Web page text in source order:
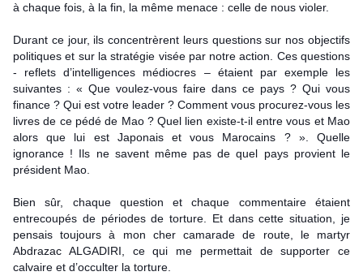
à chaque fois, à la fin, la même menace : celle de nous violer.
Durant ce jour, ils concentrèrent leurs questions sur nos objectifs
politiques et sur la stratégie visée par notre action. Ces questions
- reflets d’intelligences médiocres – étaient par exemple les
suivantes : « Que voulez-vous faire dans ce pays ? Qui vous
finance ? Qui est votre leader ? Comment vous procurez-vous les
livres de ce pédé de Mao ? Quel lien existe-t-il entre vous et Mao
alors que lui est Japonais et vous Marocains ? ». Quelle
ignorance ! Ils ne savent même pas de quel pays provient le
président Mao.
Bien sûr, chaque question et chaque commentaire étaient
entrecoupés de périodes de torture. Et dans cette situation, je
pensais toujours à mon cher camarade de route, le martyr
Abdrazac ALGADIRI, ce qui me permettait de supporter ce
calvaire et d’occulter la torture.